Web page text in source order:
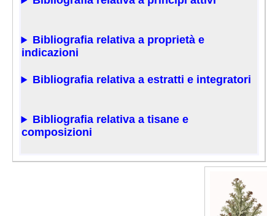
Bibliografia relativa a proprietà e
indicazioni
Bibliografia relativa a estratti e integratori
Bibliografia relativa a tisane e
composizioni